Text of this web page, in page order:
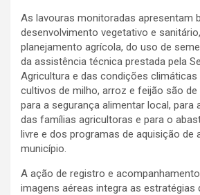
As lavouras monitoradas apresentam
desenvolvimento vegetativo e
planejamento agrícola, do uso de
da assistência técnica prestada pela
Agricultura e das condições climáticas
cultivos de milho, arroz e feijão são
para a segurança alimentar local, para
das famílias agricultoras e para o
livre e dos programas de aquisição de
município.
A ação de registro e
imagens aéreas integra as estratégias